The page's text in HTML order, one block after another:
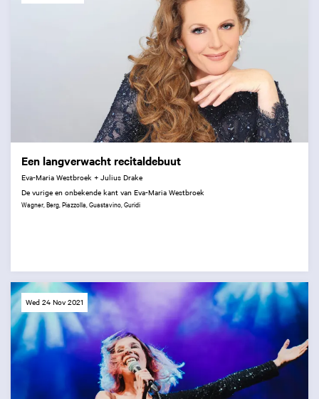
Een langverwacht recitaldebuut
Eva-Maria Westbroek + Julius Drake
De vurige en onbekende kant van Eva-Maria Westbroek
Wagner, Berg, Piazzolla, Guastavino, Guridi
Wed 24 Nov 2021